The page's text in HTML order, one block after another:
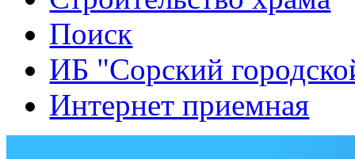
Поиск
ИБ "Сорский
Интернет приемная